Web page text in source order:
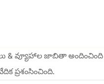
& వ్యూహాల జాబితా అందించింది
ప్రశంసించింది.